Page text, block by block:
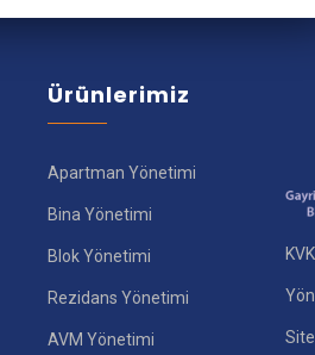
Ürünlerimiz
Apartman Yönetimi
Bina Yönetimi
Blok Yönetimi
Rezidans Yönetimi
AVM Yönetimi